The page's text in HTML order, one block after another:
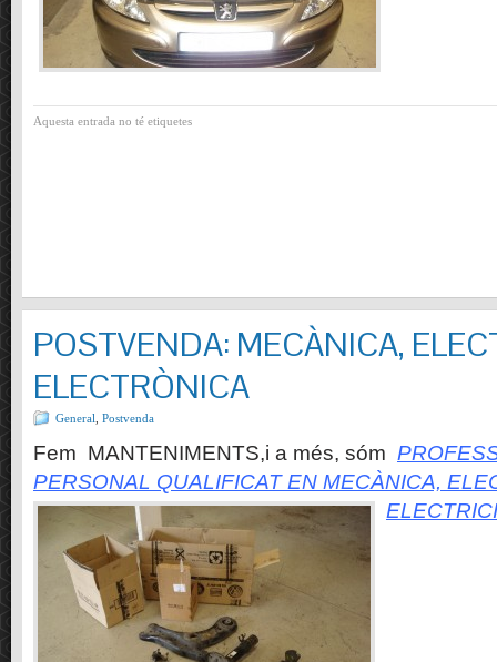
Aquesta entrada no té etiquetes
POSTVENDA: MECÀNICA,
ELECTRÒNICA
General Postvenda
Fem MANTENIMENTS,i a més, sóm
PERSONAL QUALIFICAT EN MECÀNICA,